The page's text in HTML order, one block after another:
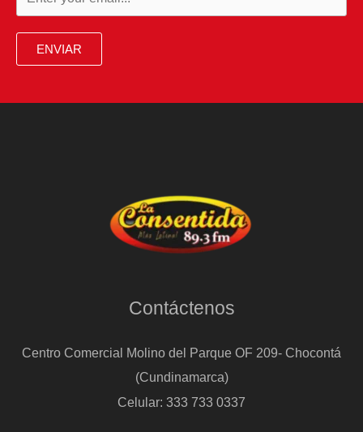
ENVIAR
Contáctenos
Centro Comercial Molino del Parque OF 209- Chocontá
(Cundinamarca)
Celular: 333 733 0337